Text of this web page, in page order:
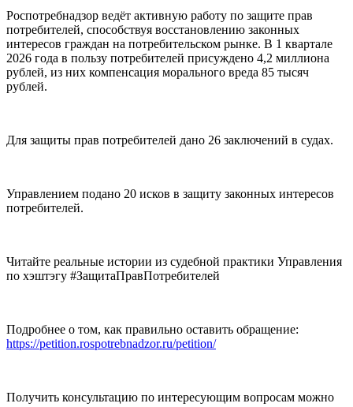
Роспотребнадзор ведёт активную работу по защите прав
потребителей, способствуя восстановлению законных
интересов граждан на потребительском рынке. В 1 квартале
2026 года в пользу потребителей присуждено 4,2 миллиона
рублей, из них компенсация морального вреда 85 тысяч
рублей.
Для защиты прав потребителей дано 26 заключений в судах.
Управлением подано 20 исков в защиту законных интересов
потребителей.
Читайте реальные истории из судебной практики Управления
по хэштэгу #ЗащитаПравПотребителей
Подробнее о том, как правильно оставить обращение:
https://petition.rospotrebnadzor.ru/petition/
Получить консультацию по интересующим вопросам можно